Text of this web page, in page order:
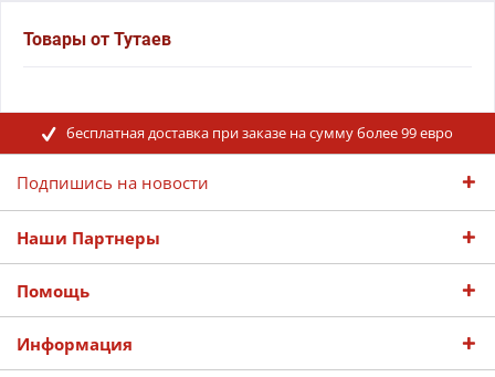
Товары от Тутаев
бесплатная доставка при заказе на сумму более 99 евро
Подпишись на новости
Наши Партнеры
Помощь
Информация